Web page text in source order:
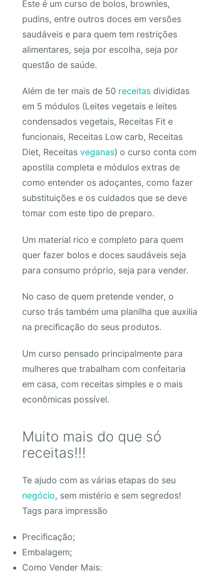
Este é um curso de bolos, brownies,
pudins, entre outros doces em versões
saudáveis e para quem tem restrições
alimentares, seja por escolha, seja por
questão de saúde.
Além de ter mais de 50 receitasdivididas
em 5 módulos (Leites vegetais e leites
condensados vegetais, Receitas Fit e
funcionais, Receitas Low carb, Receitas
Diet, Receitas veganas) o curso conta com
apostila completa e módulos extras de
como entender os adoçantes, como fazer
substituições e os cuidados que se deve
tomar com este tipo de preparo.
Um material rico e completo para quem
quer fazer bolos e doces saudáveis seja
para consumo próprio, seja para vender.
No caso de quem pretende vender, o
curso trás também uma planilha que auxilia
na precificação do seus produtos.
Um curso pensado principalmente para
mulheres que trabalham com confeitaria
em casa, com receitas simples e o mais
econômicas possível.
Muito mais do que só
receitas!!!
Te ajudo com as várias etapas do seu
negócio, sem mistério e sem segredos!
Tags para impressão
Precificação;
Embalagem;
Como Vender Mais: